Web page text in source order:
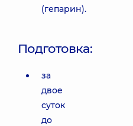
(гепарин).
Подготовка:
за
двое
суток
до